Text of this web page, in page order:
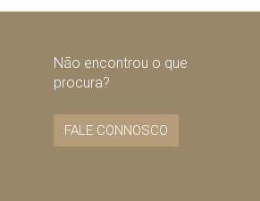
Não encontrou o que
procura?
FALE CONNOSCO